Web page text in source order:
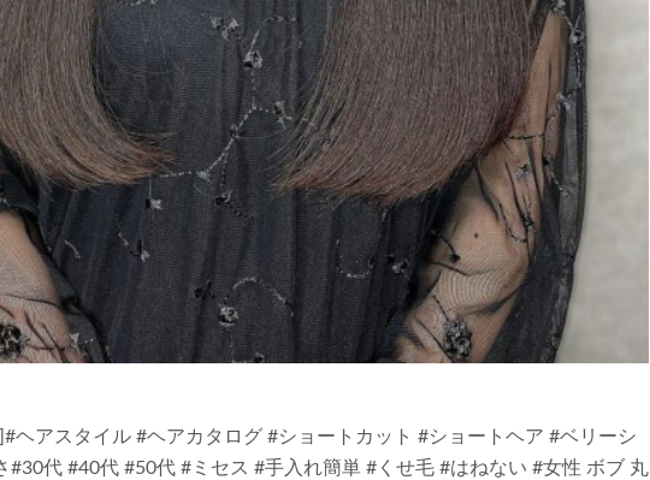
ヘアスタイル #ヘアカタログ #ショートカット #ショートヘア #ベリーシ
#30代 #40代 #50代 #ミセス #手入れ簡単 #くせ毛 #はねない #女性 ボブ 丸